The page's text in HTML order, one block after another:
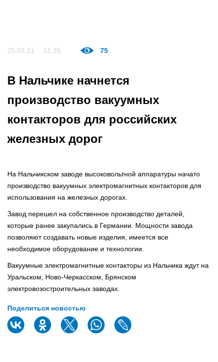
25.03.21 11:26 75
В Нальчике начнется
производство вакуумных
контакторов для российских
железных дорог
На Нальчикском заводе высоковольтной аппаратуры начато
производство вакуумных электромагнитных контакторов для
использования на железных дорогах.
Завод перешел на собственное производство деталей,
которые ранее закупались в Германии. Мощности завода
позволяют создавать новые изделия, имеется все
необходимое оборудование и технологии.
Вакуумные электромагнитные контакторы из Нальчика ждут на
Уральском, Ново-Черкасском, Брянском
электровозостроительных заводах.
Поделиться новостью